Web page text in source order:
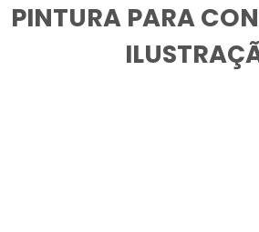
PINTURA PARA